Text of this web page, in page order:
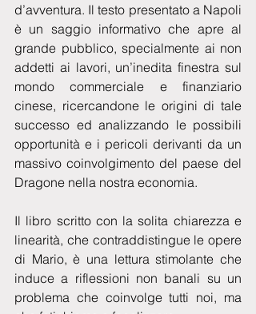
d’avventura. Il testo presentato a Napoli
è un saggio informativo che apre al
grande pubblico, specialmente ai non
addetti ai lavori, un’inedita finestra sul
mondo commerciale e finanziario
cinese, ricercandone le origini di tale
successo ed analizzando le possibili
opportunità e i pericoli derivanti da un
massivo coinvolgimento del paese del
Dragone nella nostra economia.
Il libro scritto con la solita chiarezza e
linearità, che contraddistingue le opere
di Mario, è una lettura stimolante che
induce a riflessioni non banali su un
problema che coinvolge tutti noi, ma